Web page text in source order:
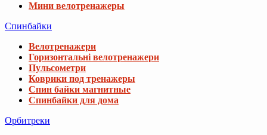
Мини велотренажеры
Спинбайки
Велотренажери
Горизонтальні велотренажери
Пульсометри
Коврики под тренажеры
Спин байки магнитные
Спинбайки для дома
Орбитреки